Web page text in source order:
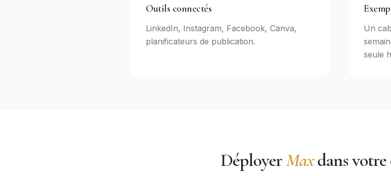
Outils connectés
LinkedIn, Instagram, Facebook, Canva,
planificateurs de publication.
Un
seule
DéployerMaxdans votre